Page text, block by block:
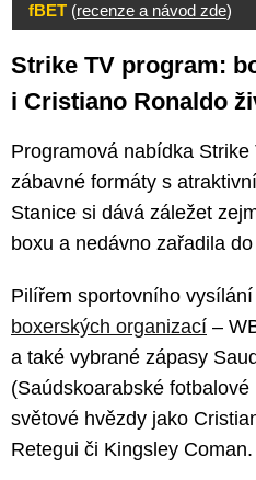
fBET (recenze a návod zde)
Strike TV program:
i Cristiano Ronaldo
Programová nabídka
zábavné formáty s
Stanice si dává záležet
boxu a nedávno zařadila
Pilířem sportovního
boxerských organizací –
a také vybrané zápasy
(Saúdskoarabské
světové hvězdy jako
Retegui či Kingsley Coman.